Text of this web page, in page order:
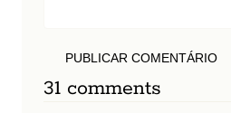
PUBLICAR COMENTÁRIO
31 comments